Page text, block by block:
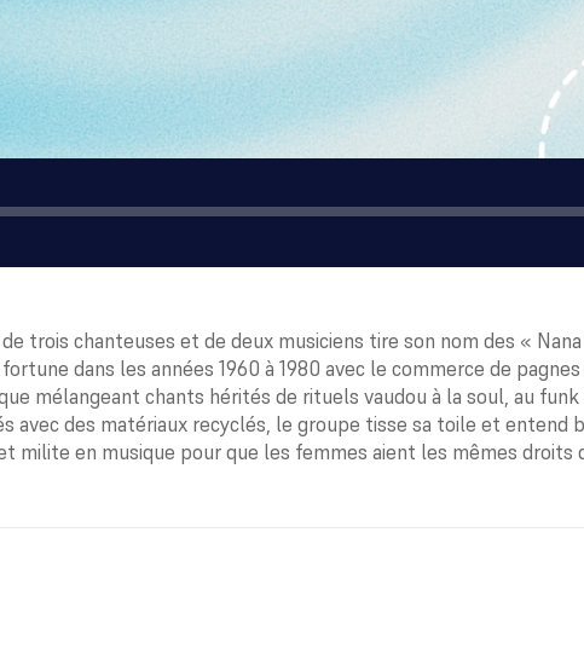
trois chanteuses et de deux musiciens tire son nom des «
dans les années 1960 à 1980 avec le commerce de
mélangeant chants hérités de rituels vaudou à la soul, au funk
avec des matériaux recyclés, le groupe tisse sa toile et entend
milite en musique pour que les femmes aient les mêmes droits